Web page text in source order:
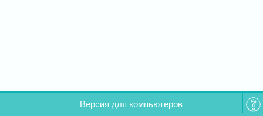
Версия для компьютеров